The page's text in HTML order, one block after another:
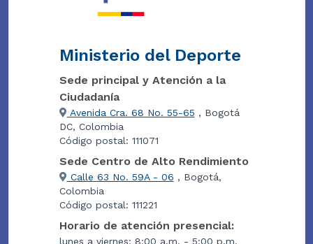
Ministerio del Deporte
Sede principal y Atención a la
Ciudadanía
Avenida Cra. 68 No. 55-65 , Bogotá
DC, Colombia
Código postal: 111071
Sede Centro de Alto Rendimiento
Calle 63 No. 59A - 06 , Bogotá,
Colombia
Código postal: 111221
Horario de atención presencial:
lunes a viernes: 8:00 a.m. - 5:00 p.m.